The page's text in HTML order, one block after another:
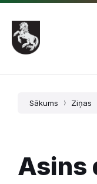
Pāriet
saturu
Skip
main
navigation
Skip
footer
Sākums Ziņas
Asins